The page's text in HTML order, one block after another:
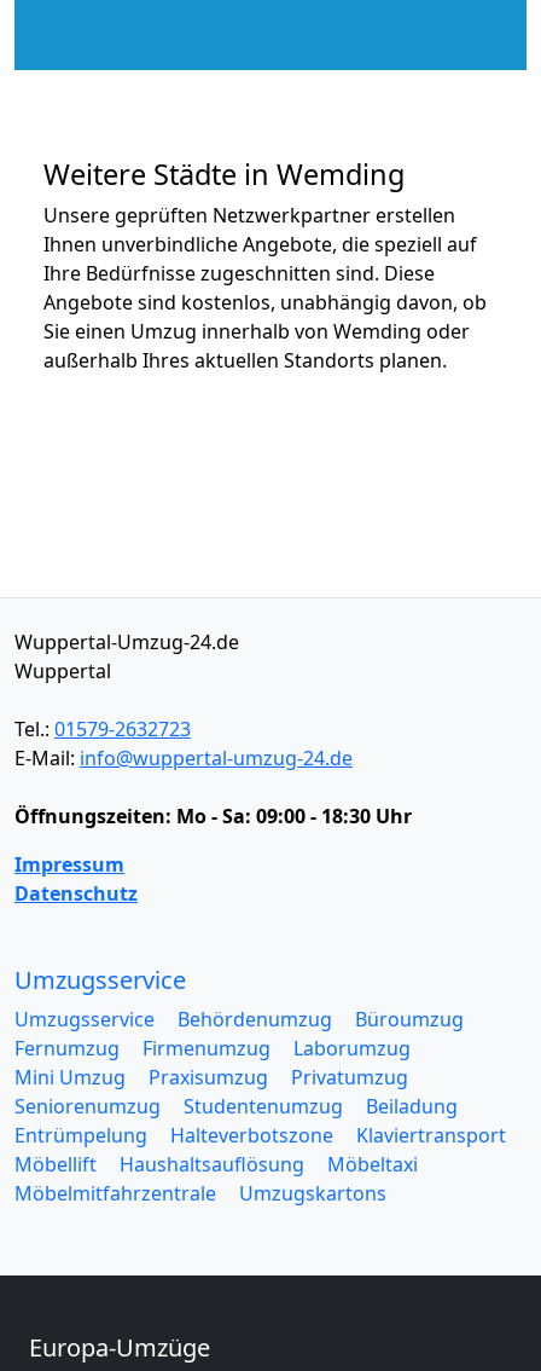
Weitere Städte in Wemding
Unsere geprüften Netzwerkpartner erstellen
Ihnen unverbindliche Angebote, die speziell auf
Ihre Bedürfnisse zugeschnitten sind. Diese
Angebote sind kostenlos, unabhängig davon, ob
Sie einen Umzug innerhalb von Wemding oder
außerhalb Ihres aktuellen Standorts planen.
Wuppertal-Umzug-24.de
Wuppertal
Tel.: 01579-2632723
E-Mail: info@wuppertal-umzug-24.de
Öffnungszeiten: Mo - Sa: 09:00 - 18:30 Uhr
Impressum
Datenschutz
Umzugsservice
Umzugsservice Behördenumzug
Büroumzug
Fernumzug
Firmenumzug
Laborumzug
Mini Umzug
Praxisumzug
Privatumzug
Seniorenumzug
Studentenumzug
Beiladung
Entrümpelung
Halteverbotszone
Klaviertransport
Möbellift
Haushaltsauflösung
Möbeltaxi
Möbelmitfahrzentrale
Umzugskartons
Europa-Umzüge